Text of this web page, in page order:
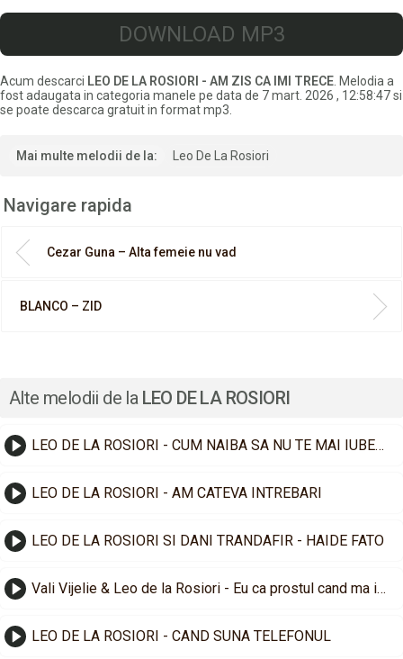
DOWNLOAD MP3
Acum descarci LEO DE LA ROSIORI - AM ZIS CA IMI TRECE . Melodia a
fost adaugata in categoria manele pe data de 7 mart. 2026 , 12:58:47 si
se poate descarca gratuit in format mp3.
Mai multe melodii de la: Leo De La Rosiori
Navigare rapida
Cezar Guna – Alta femeie nu vad
BLANCO – ZID
Alte melodii de la LEO DE LA ROSIORI
LEO DE LA ROSIORI - CUM NAIBA SA NU TE MAI IUBESC
LEO DE LA ROSIORI - AM CATEVA INTREBARI
LEO DE LA ROSIORI SI DANI TRANDAFIR - HAIDE FATO
Vali Vijelie & Leo de la Rosiori - Eu ca prostul cand ma indragostesc
LEO DE LA ROSIORI - CAND SUNA TELEFONUL